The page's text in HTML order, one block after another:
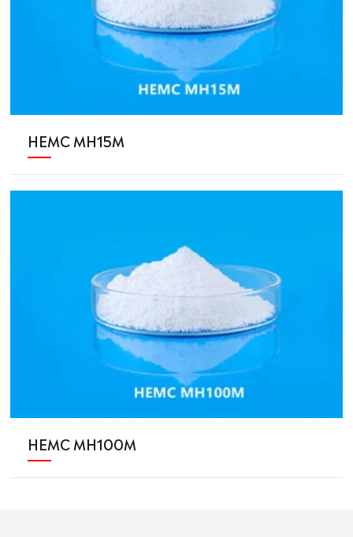
HEMC MH15M
HEMC MH100M